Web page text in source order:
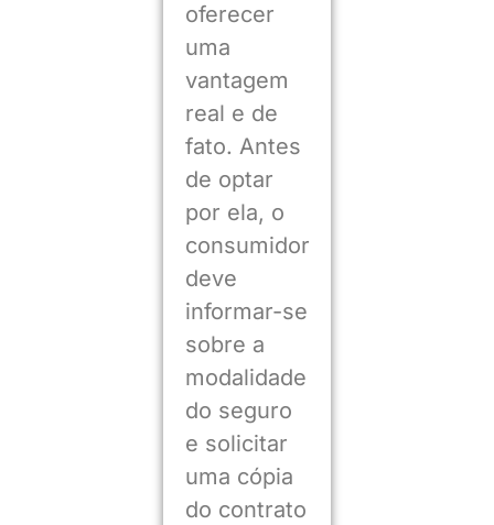
oferecer
uma
vantagem
real e de
fato. Antes
de optar
por ela, o
consumidor
deve
informar-se
sobre a
modalidade
do seguro
e solicitar
uma cópia
do contrato